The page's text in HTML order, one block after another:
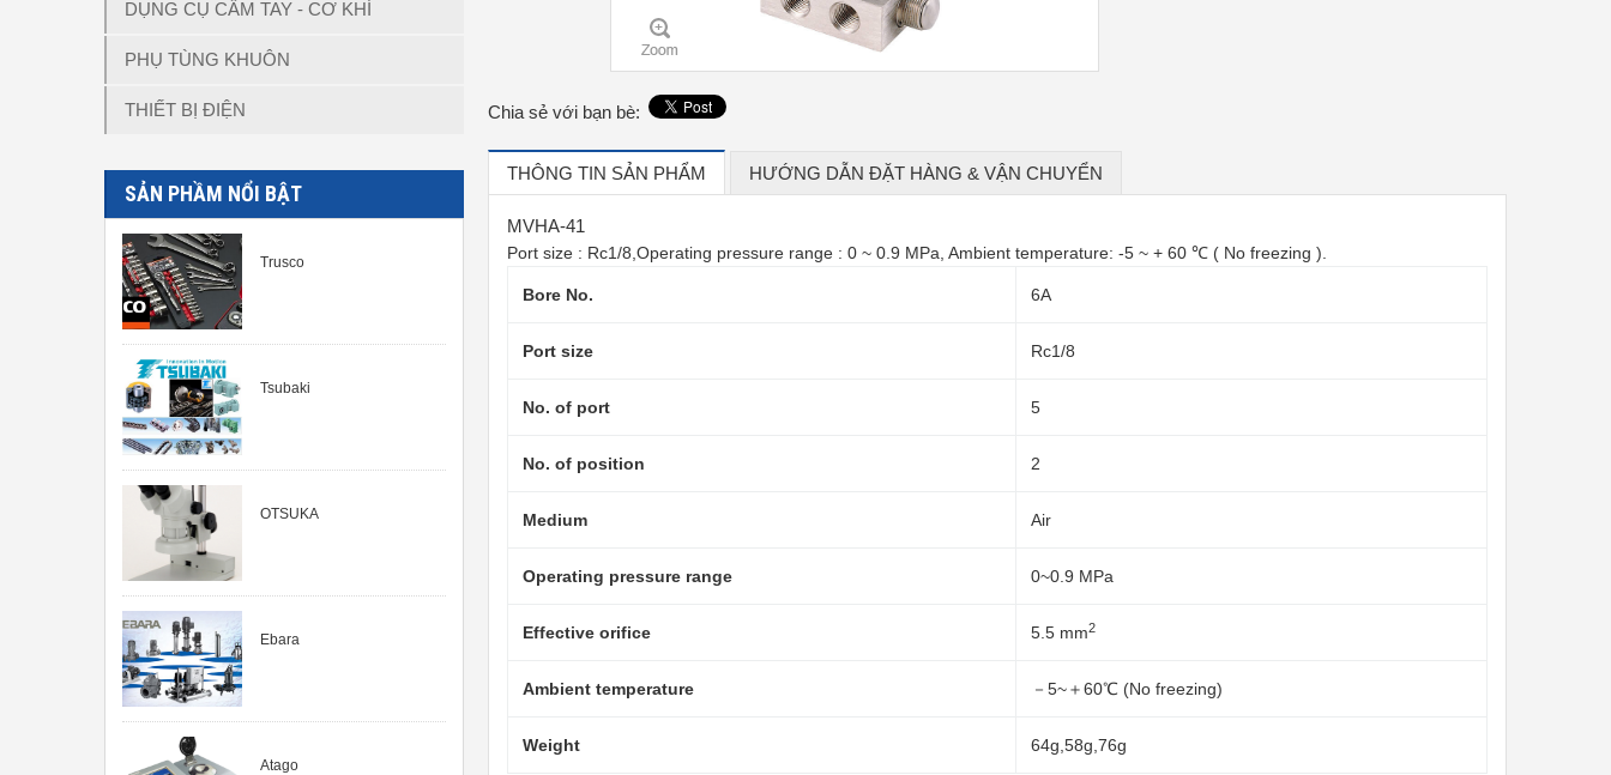
DỤNG CỤ CẦM TAY - CƠ KHÍ
PHỤ TÙNG KHUÔN
THIẾT BỊ ĐIỆN
SẢN PHẦM NỔI BẬT
Trusco
Tsubaki
OTSUKA
Ebara
Atago
Chia sẻ với bạn bè:
THÔNG TIN SẢN PHẨM HƯỚNG DẪN ĐẶT HÀNG & VẬN CHUYỂN
MVHA-41
Port size : Rc1/8,Operating pressure range : 0 ~ 0.9 MPa, Ambient temperature: -5 ~ + 60 ℃ ( No freezing ).
Bore No. 6A
Port size Rc1/8
No. of port 5
No. of position 2
Medium Air
Operating pressure range 0~0.9 MPa
Effective orifice 5.5 mm2
Ambient temperature －5~＋60℃ (No freezing)
Weight 64g,58g,76g